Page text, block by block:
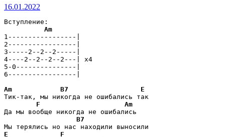
16.01.2022
Вступление:
Am
1-----------------|
2-----------------|
3-----2--2--2-----|
4----2--2--2--2---| x4
5-0---------------|
6-----------------|
Am
B7
E
Тик-так, мы никогда не ошибались так
F
Am
Да мы вообще никогда не ошибались
B7
E
F